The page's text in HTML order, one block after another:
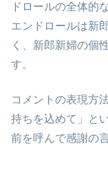
ドロールの全体的
エンドロールは新
く、新郎新婦の個
す。
コメントの表現方
持ちを込めて」と
前を呼んで感謝の